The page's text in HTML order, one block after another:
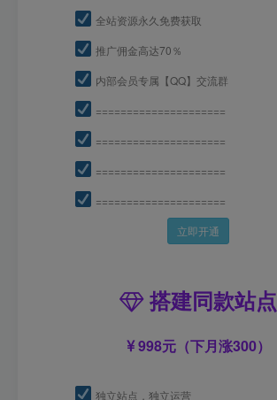
全站资源永久免费获取
推广佣金高达70％
内部会员专属【QQ】交流群
=====================
=====================
=====================
=====================
立即开通
搭建同款站点
998元（下月涨300）
独立站点，独立运营